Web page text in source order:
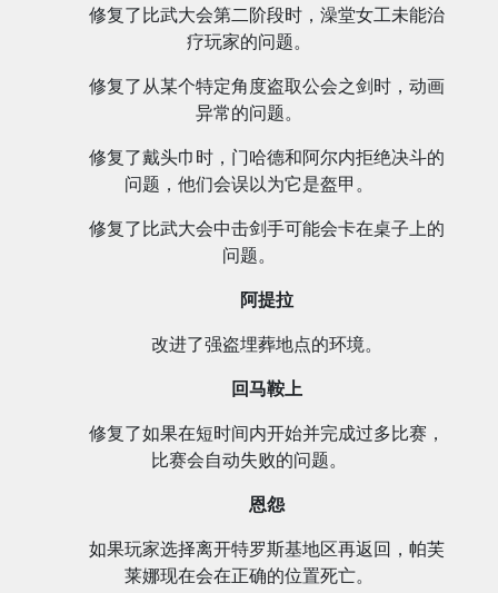
修复了比武大会第二阶段时，澡堂女工未能治
疗玩家的问题。
修复了从某个特定角度盗取公会之剑时，动画
异常的问题。
修复了戴头巾时，门哈德和阿尔内拒绝决斗的
问题，他们会误以为它是盔甲。
修复了比武大会中击剑手可能会卡在桌子上的
问题。
阿提拉
改进了强盗埋葬地点的环境。
回马鞍上
修复了如果在短时间内开始并完成过多比赛，
比赛会自动失败的问题。
恩怨
如果玩家选择离开特罗斯基地区再返回，帕芙
莱娜现在会在正确的位置死亡。